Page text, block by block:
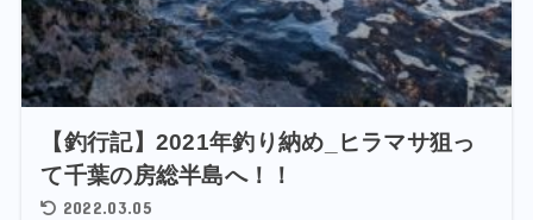
【釣行記】2021年釣り納め_ヒラマサ狙っ
て千葉の房総半島へ！！
2022.03.05